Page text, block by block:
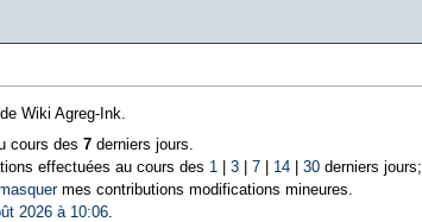
Wiki Agreg-Ink.
cours des 7derniers jours.
effectuées au cours des 1 3| 7| 14| 30derniers jours;
mes contributions modifications mineures.
2026 à 10:06.